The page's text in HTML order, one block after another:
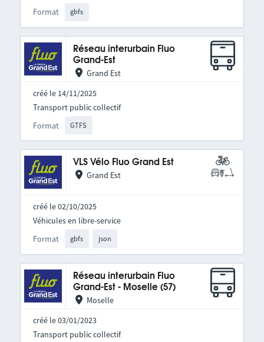
Format gbfs
Réseau interurbain Fluo
Grand-Est
Grand Est
créé le 14/11/2025
Format GTFS
Transport public collectif
VLS Vélo Fluo Grand Est
Grand Est
créé le 02/10/2025
Format gbfs json
Véhicules en libre-service
Réseau interurbain Fluo
Grand-Est - Moselle (57)
Moselle
créé le 03/01/2023
Transport public collectif